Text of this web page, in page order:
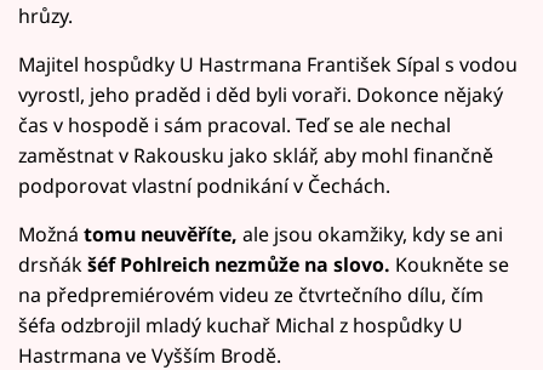
hrůzy.
Majitel hospůdky U Hastrmana František Sípal s vodou
vyrostl, jeho praděd i děd byli voraři. Dokonce nějaký
čas v hospodě i sám pracoval. Teď se ale nechal
zaměstnat v Rakousku jako sklář, aby mohl finančně
podporovat vlastní podnikání v Čechách.
Možná tomu neuvěříte, ale jsou okamžiky, kdy se ani
drsňák šéf Pohlreich nezmůže na slovo. Koukněte se
na předpremiérovém videu ze čtvrtečního dílu, čím
šéfa odzbrojil mladý kuchař Michal z hospůdky U
Hastrmana ve Vyšším Brodě.